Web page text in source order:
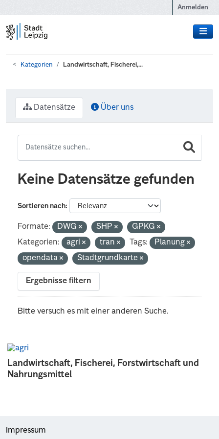
Anmelden
Kategorien Landwirtschaft, Fischerei,...
Landwirtschaft, Fischerei, Forstwirtschaft und
Nahrungsmittel
Datensätze Über uns
Keine Datensätze gefunden
Sortieren nach
Formate: DWG SHP
GPKG
Kategorien:
agri tran Tags:
Planung
opendata
Stadtgrundkarte
Ergebnisse filtern
Bitte versuch es mit einer anderen Suche.
Impressum